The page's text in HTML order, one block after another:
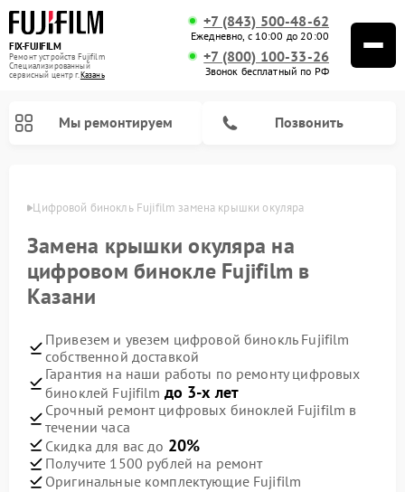
FIX-FUJIFILM
Ремонт устройств Fujifilm
Специализированный
cервисный центр г.Казань
+7 (843) 500-48-62
Ежедневно, с 10:00 до 20:00
+7 (800) 100-33-26
Звонок бесплатный по РФ
Мы ремонтируем Позвонить
Цифровой бинокль Fujifilm замена крышки окуляра
Замена крышки окуляра на
цифровом бинокле Fujifilm в
Казани
Привезем и увезем цифровой бинокль Fujifilm
собственной доставкой
Гарантия на наши работы по ремонту цифровых
биноклей Fujifilm до 3-х лет
Срочный ремонт цифровых биноклей Fujifilm в
течении часа
Скидка для вас до 20%
Получите 1500 рублей на ремонт
Оригинальные комплектующие Fujifilm